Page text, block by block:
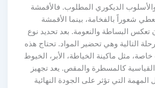
الديكوري المطلوب. فالأقمشة
شعوراً بالفخامة، بينما الأقمشة
البساطة والنعومة. بعد تحديد نوع
التالية وهي تحضير المواد. تحتاج هذه
مثل ماكينة الخياطة، الأبر، الخيوط
كالمسطرة والمقص. يعد تجهيز
التي تؤثر على الجودة النهائية